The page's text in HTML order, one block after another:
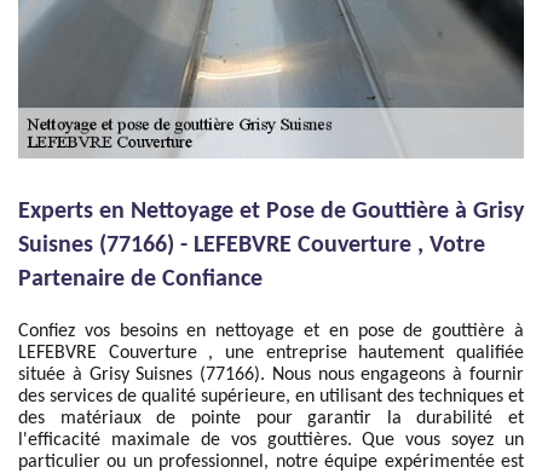
Experts en Nettoyage et Pose de Gouttière à Grisy
Suisnes (77166) - LEFEBVRE Couverture , Votre
Partenaire de Confiance
Confiez vos besoins en nettoyage et en pose de gouttière à
LEFEBVRE Couverture , une entreprise hautement qualifiée
située à Grisy Suisnes (77166). Nous nous engageons à fournir
des services de qualité supérieure, en utilisant des techniques et
des matériaux de pointe pour garantir la durabilité et
l'efficacité maximale de vos gouttières. Que vous soyez un
particulier ou un professionnel, notre équipe expérimentée est